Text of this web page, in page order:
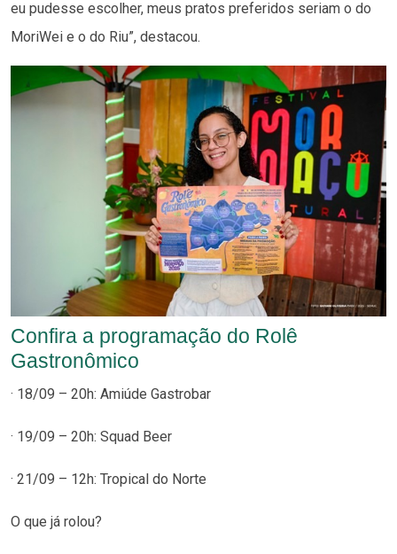
eu pudesse escolher, meus pratos preferidos seriam o do
MoriWei e o do Riu”, destacou.
Confira a programação do Rolê
Gastronômico
· 18/09 – 20h: Amiúde Gastrobar
· 19/09 – 20h: Squad Beer
· 21/09 – 12h: Tropical do Norte
O que já rolou?